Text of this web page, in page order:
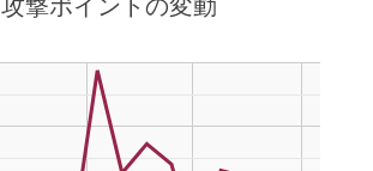
攻撃ポイントの変動